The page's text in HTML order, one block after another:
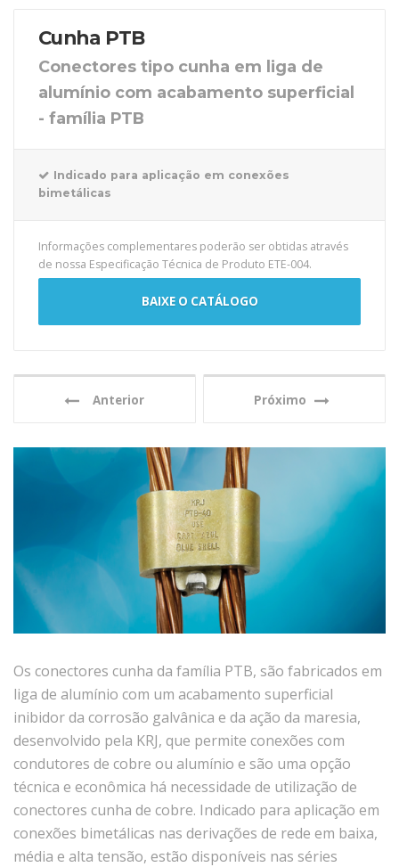
Cunha PTB
Conectores tipo cunha em liga de
alumínio com acabamento superficial
- família PTB
Indicado para aplicação em conexões
bimetálicas
Informações complementares poderão ser obtidas através
de nossa Especificação Técnica de Produto ETE-004.
BAIXE O CATÁLOGO
Anterior Próximo
Os conectores cunha da família PTB, são fabricados em
liga de alumínio com um acabamento superficial
inibidor da corrosão galvânica e da ação da maresia,
desenvolvido pela KRJ, que permite conexões com
condutores de cobre ou alumínio e são uma opção
técnica e econômica há necessidade de utilização de
conectores cunha de cobre. Indicado para aplicação em
conexões bimetálicas nas derivações de rede em baixa,
média e alta tensão, estão disponíveis nas séries